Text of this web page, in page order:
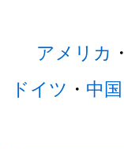
アメリカ ・
ドイツ ・ 中国